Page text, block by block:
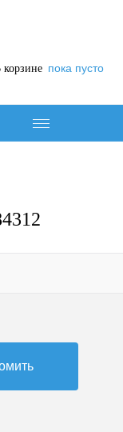
корзине пока пусто